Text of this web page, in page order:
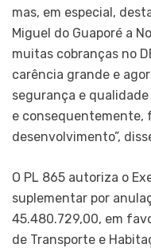
mas, em especial,
Miguel do Guaporé a
muitas cobranças no
carência grande e
segurança e
e consequentemente,
desenvolvimento”,
O PL 865 autoriza o
suplementar por
45.480.729,00, em
de Transporte e